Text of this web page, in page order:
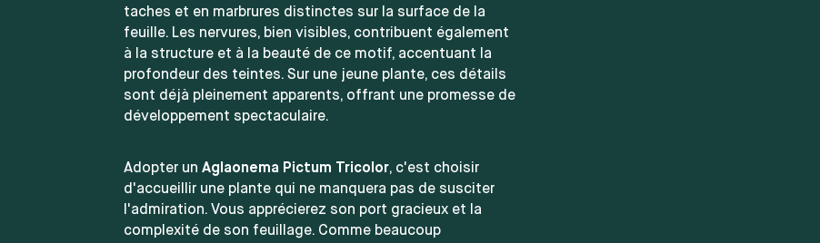
taches et en marbrures distinctes sur la surface de la
feuille. Les nervures, bien visibles, contribuent également
à la structure et à la beauté de ce motif, accentuant la
profondeur des teintes. Sur une jeune plante, ces détails
sont déjà pleinement apparents, offrant une promesse de
développement spectaculaire.
Adopter un Aglaonema Pictum Tricolor, c'est choisir
d'accueillir une plante qui ne manquera pas de susciter
l'admiration. Vous apprécierez son port gracieux et la
complexité de son feuillage. Comme beaucoup